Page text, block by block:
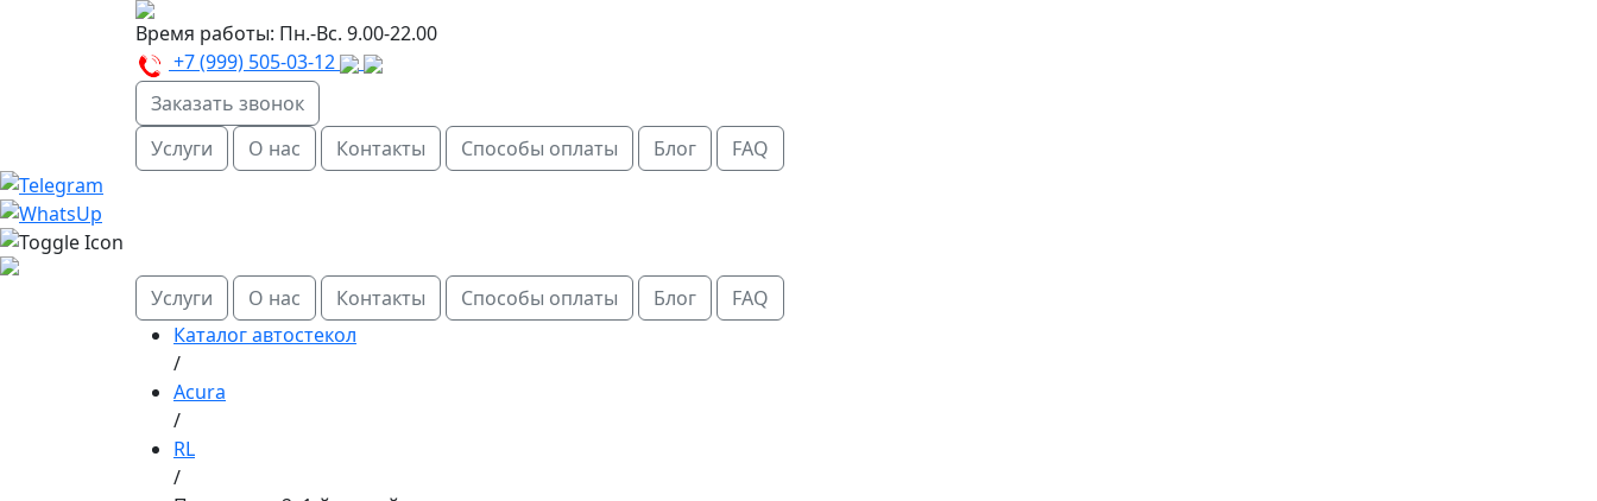
Время работы: Пн.-Вс. 9.00-22.00
+7 (999) 505-03-12
Заказать звонок
Услуги
О нас Контакты Способы оплаты Блог FAQ
Услуги О нас Контакты Способы оплаты Блог
FAQ
Каталог автостекол
/
Acura
/
RL
/